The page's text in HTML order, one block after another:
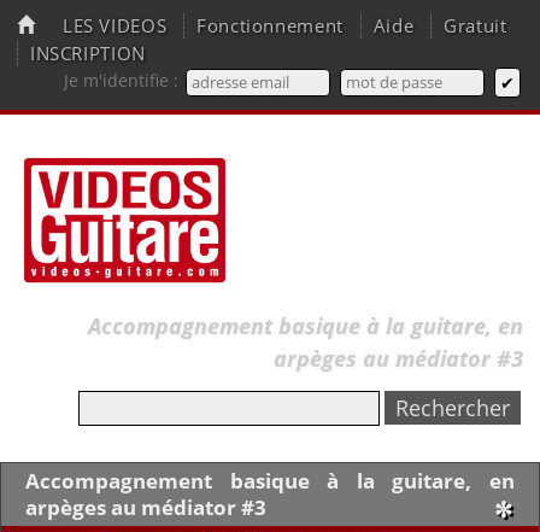
LES VIDEOS Fonctionnement Aide
Gratuit
INSCRIPTION
Je m'identifie :
Accompagnement basique à la guitare, en
arpèges au médiator #3
Accompagnement basique à la guitare, en
arpèges au médiator #3
✼